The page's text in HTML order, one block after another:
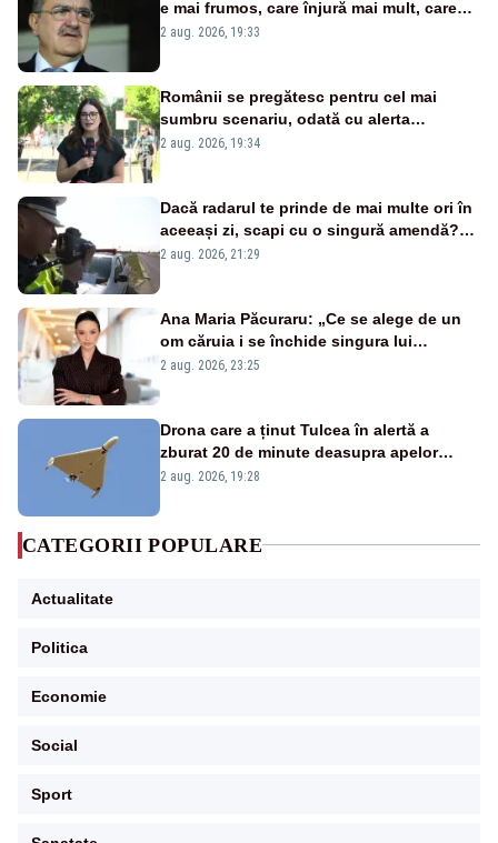
e mai frumos, care înjură mai mult, care
țipă mai tare, ci pe proiecte”
2 aug. 2026, 19:33
Românii se pregătesc pentru cel mai
sumbru scenariu, odată cu alerta
energetică
2 aug. 2026, 19:34
Dacă radarul te prinde de mai multe ori în
aceeași zi, scapi cu o singură amendă?
Ce spune legea
2 aug. 2026, 21:29
Ana Maria Păcuraru: „Ce se alege de un
om căruia i se închide singura lui
portiță?”
2 aug. 2026, 23:25
Drona care a ținut Tulcea în alertă a
zburat 20 de minute deasupra apelor
României. Au fost ridicate două F-16
2 aug. 2026, 19:28
CATEGORII POPULARE
Actualitate
Politica
Economie
Social
Sport